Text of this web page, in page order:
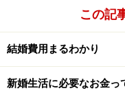
この記
結婚費用まるわかり
新婚生活に必要なお金っ